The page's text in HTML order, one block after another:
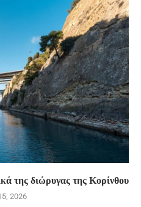
της διώρυγας της Κορίνθου
2026